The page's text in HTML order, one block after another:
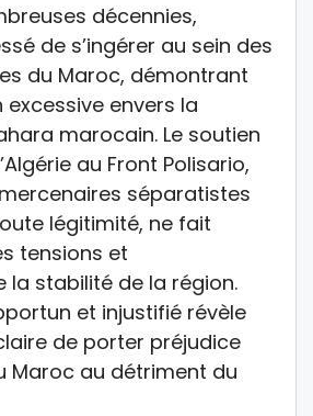
décennies,
de s’ingérer au sein des
du Maroc, démontrant
envers la
marocain. Le soutien
au Front Polisario,
séparatistes
légitimité, ne fait
tensions et
stabilité de la région.
et injustifié révèle
de porter préjudice
Maroc au détriment du